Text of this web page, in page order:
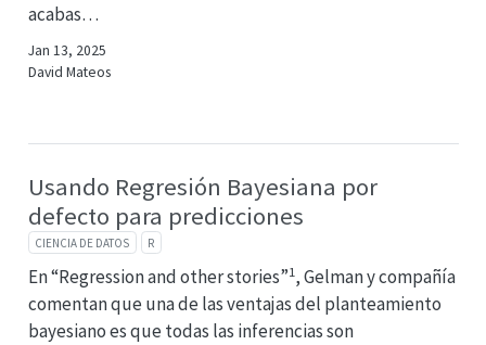
acabas…
Jan 13, 2025
David Mateos
Usando Regresión Bayesiana por
defecto para predicciones
CIENCIA DE DATOS R
En “Regression and other stories”1, Gelman y compañía
comentan que una de las ventajas del planteamiento
bayesiano es que todas las inferencias son